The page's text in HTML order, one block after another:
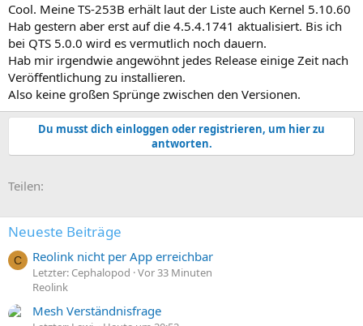
Cool. Meine TS-253B erhält laut der Liste auch Kernel 5.10.60
Hab gestern aber erst auf die 4.5.4.1741 aktualisiert. Bis ich
bei QTS 5.0.0 wird es vermutlich noch dauern.
Hab mir irgendwie angewöhnt jedes Release einige Zeit nach
Veröffentlichung zu installieren.
Also keine großen Sprünge zwischen den Versionen.
Du musst dich einloggen oder registrieren, um hier zu
antworten.
Teilen:
Neueste Beiträge
C Reolink nicht per App erreichbar
Letzter: Cephalopod Vor 33 Minuten
Reolink
Mesh Verständnisfrage